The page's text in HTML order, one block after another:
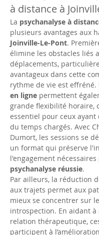
à distance à
La psychanalyse à
plusieurs avantages aux
Joinville-Le-Pont.
élimine les obstacles liés
déplacements,
avantageux dans cette
rythme de vie est effréné.
en ligne permettent
grande flexibilité horaire,
essentiel pour ceux ayant
du temps chargés. Avec
Dumort, les sessions se
un format qui préserve
l'engagement
psychanalyse réussie.
Par ailleurs, la réduction
aux trajets permet aux
mieux se concentrer sur
introspection. En aidant
relation thérapeutique,
participent à